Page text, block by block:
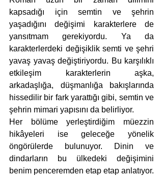
kapsadığı için semtin ve şehrin
yaşadığını değişimi karakterlere de
yansıtmam gerekiyordu. Ya da
karakterlerdeki değişiklik semti ve şehri
yavaş yavaş değiştiriyordu. Bu karşılıklı
etkileşim karakterlerin aşka,
arkadaşlığa, düşmanlığa bakışlarında
hissedilir bir fark yarattığı gibi, semtin ve
şehrin mimari yapısını da belirliyor.
Her bölüme yerleştirdiğim müezzin
hikâyeleri ise geleceğe yönelik
öngörülerde bulunuyor. Dinin ve
dindarların bu ülkedeki değişimini
benim penceremden etap etap anlatıyor.